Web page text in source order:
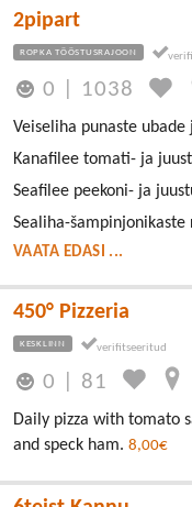
2pipart
ROPKA TÖÖSTUSRAJOON
0 1038
Veiseliha punaste
Kanafilee tomati- ja
Seafilee peekoni- ja
Sealiha-šampinjonikaste
VAATA EDASI ...
450° Pizzeria
KESKLINN
0 81
Daily pizza with tomato
and speck ham. 8,00€